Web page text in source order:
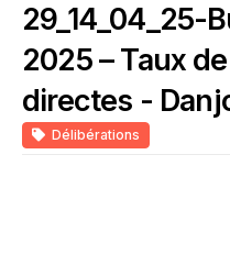
29_14_04_25-
2025 – Taux
directes -
Délibérations